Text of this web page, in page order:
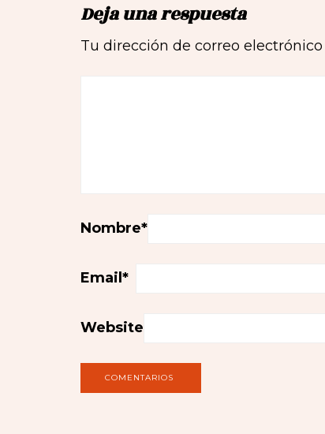
Deja una respuesta
Tu dirección de correo
Nombre*
Email *
Website